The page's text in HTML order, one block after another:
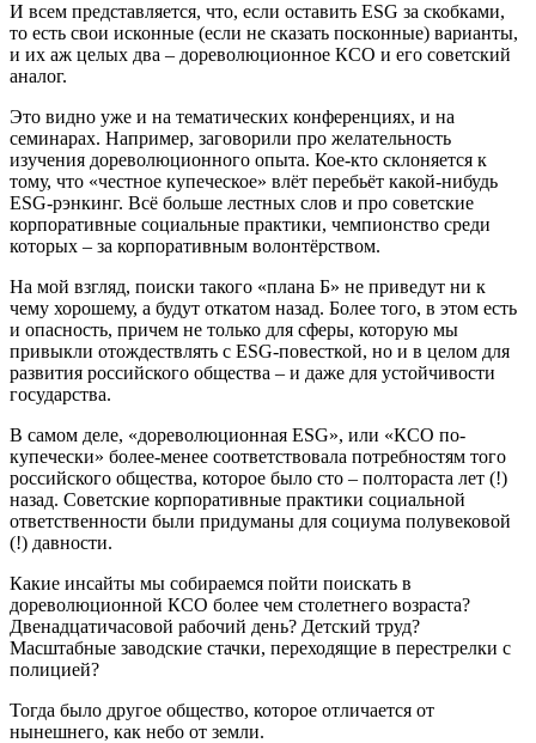
И всем представляется, что, если оставить ESG за скобками,
то есть свои исконные (если не сказать посконные) варианты,
и их аж целых два – дореволюционное КСО и его советский
аналог.
Это видно уже и на тематических конференциях, и на
семинарах. Например, заговорили про желательность
изучения дореволюционного опыта. Кое-кто склоняется к
тому, что «честное купеческое» влёт перебьёт какой-нибудь
ESG-рэнкинг. Всё больше лестных слов и про советские
корпоративные социальные практики, чемпионство среди
которых – за корпоративным волонтёрством.
На мой взгляд, поиски такого «плана Б» не приведут ни к
чему хорошему, а будут откатом назад. Более того, в этом есть
и опасность, причем не только для сферы, которую мы
привыкли отождествлять с ESG-повесткой, но и в целом для
развития российского общества – и даже для устойчивости
государства.
В самом деле, «дореволюционная ESG», или «КСО по-
купечески» более-менее соответствовала потребностям того
российского общества, которое было сто – полтораста лет (!)
назад. Советские корпоративные практики социальной
ответственности были придуманы для социума полувековой
(!) давности.
Какие инсайты мы собираемся пойти поискать в
дореволюционной КСО более чем столетнего возраста?
Двенадцатичасовой рабочий день? Детский труд?
Масштабные заводские стачки, переходящие в перестрелки с
полицией?
Тогда было другое общество, которое отличается от
нынешнего, как небо от земли.